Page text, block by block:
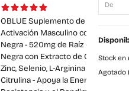
De
Stock en
Agotado
OBLUE Suplemento de
Activación Masculino con Maca
Negra - 520mg de Raíz de Maca
Negra con Extracto de Ostra,
Zinc, Selenio, L-Arginina y L-
Citrulina - Apoya la Energía, la